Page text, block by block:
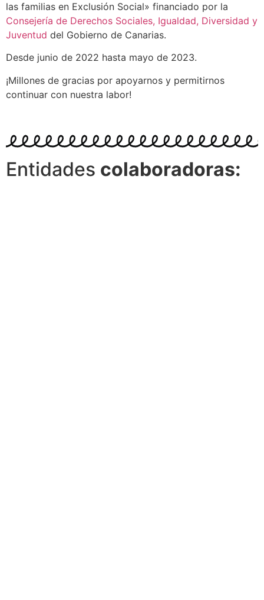
las familias en Exclusión Social» financiado por la
Consejería de Derechos Sociales, Igualdad, Diversidad y
Juventud del Gobierno de Canarias.
Desde junio de 2022 hasta mayo de 2023.
¡Millones de gracias por apoyarnos y permitirnos
continuar con nuestra labor!
Entidades colaboradoras: